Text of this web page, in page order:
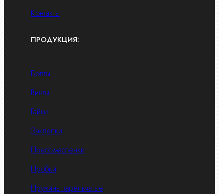
Контакты
ПРОДУКЦИЯ:
Болты
Винты
Гайки
Заклепки
Пресс-масленки
Пробки
Пружины тарельчатые